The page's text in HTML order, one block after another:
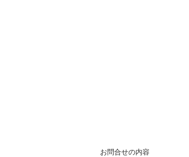
お問合せの内容